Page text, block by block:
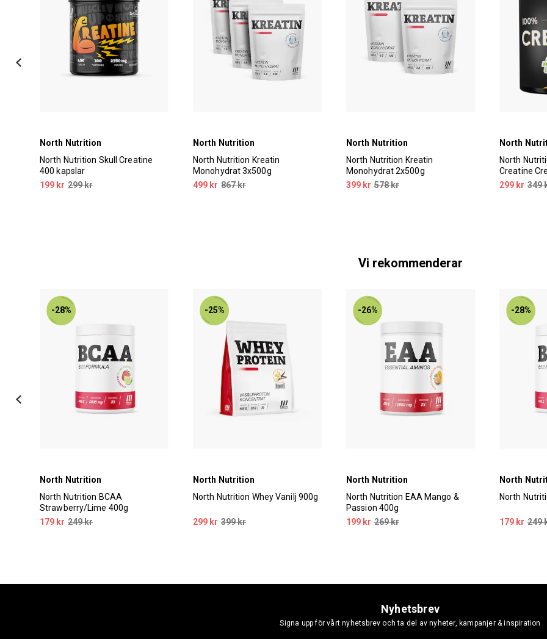
North Nutrition
North Nutrition Skull Creatine
400 kapslar
199 kr 299 kr
North Nutrition
North Nutrition Kreatin
Monohydrat 3x500g
499 kr 867 kr
North Nutrition
North Nutrition Kreatin
Monohydrat 2x500g
399 kr 578 kr
North
North
Creatine
299 kr 349
Vi rekommenderar
-28%
North Nutrition
North Nutrition BCAA
Strawberry/Lime 400g
179 kr 249 kr
-25%
North Nutrition
North Nutrition Whey Vanilj 900g
299 kr 399 kr
-26%
North Nutrition
North Nutrition EAA Mango &
Passion 400g
199 kr 269 kr
-28%
North
North
179 kr 249
Nyhetsbrev
Signa upp för vårt nyhetsbrev och ta del av nyheter, kampanjer & inspiration